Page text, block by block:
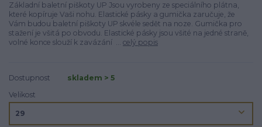
Základní baletní piškoty UP Jsou vyrobeny ze speciálního plátna,
které kopí­ruje Vaši nohu. Elastické pásky a gumička zaručuje, že
Vám budou baletní­ piškoty UP skvéle sedět na noze. Gumička pro
stažení­ je všitá po obvodu. Elastické pásky jsou všité na jedné straně,
volné konce slouží­ k zavázání ... celý popis
Dostupnost
skladem > 5
Velikost